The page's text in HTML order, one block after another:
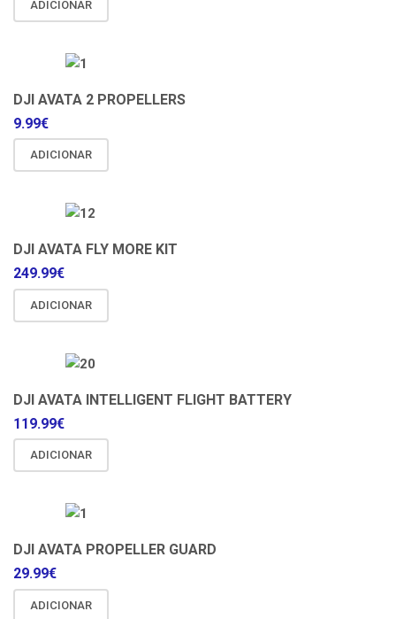
ADICIONAR
DJI AVATA 2 PROPELLERS
9.99€
ADICIONAR
DJI AVATA FLY MORE KIT
249.99€
ADICIONAR
DJI AVATA INTELLIGENT FLIGHT BATTERY
119.99€
ADICIONAR
DJI AVATA PROPELLER GUARD
29.99€
ADICIONAR